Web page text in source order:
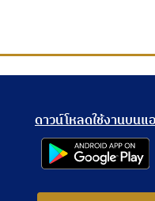
ดาวน์โหลดใช้งานบน